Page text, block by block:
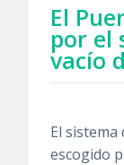
El
por el
vacío
El
escogido